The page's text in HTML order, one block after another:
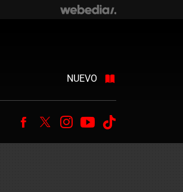
NUEVO
Facebook
TwitterInstagram
Youtube